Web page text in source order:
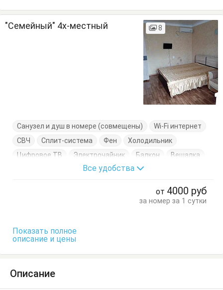
"Семейный" 4х-местный 8
Санузел и душ в номере (совмещены)
Wi-Fi интернет
СВЧ
Сплит-система Фен
Холодильник
Цифровое ТВ
Электрочайник Балкон
Вешалка
Кровать двуспальная
Кровать односпальная
Все удобства
от 4000 руб
за номер за 1 сутки
Показать полное
описание и цены
Описание